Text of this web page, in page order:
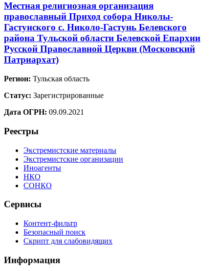
Местная религиозная организация
православный Приход собора Николы-
Гастунского с. Николо-Гастунь Белевского
района Тульской области Белевской Епархии
Русской Православной Церкви (Московский
Патриархат)
Регион: Тульская область
Статус: Зарегистрированные
Дата ОГРН: 09.09.2021
Реестры
Экстремистские материалы
Экстремистские организации
Иноагенты
НКО
СОНКО
Сервисы
Контент-фильтр
Безопасный поиск
Скрипт для слабовидящих
Информация